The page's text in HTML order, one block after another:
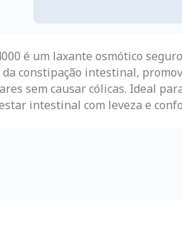
é um laxante osmótico
constipação intestinal,
sem causar cólicas. Ideal
intestinal com leveza e